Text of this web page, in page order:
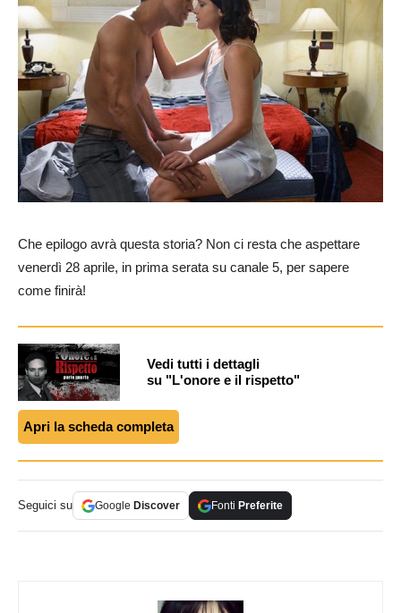
Che epilogo avrà questa storia? Non ci resta che aspettare
venerdì 28 aprile, in prima serata su canale 5, per sapere
come finirà!
Vedi tutti i dettagli
su "L'onore e il rispetto"
Apri la scheda completa
Seguici su Google Discover Fonti Preferite